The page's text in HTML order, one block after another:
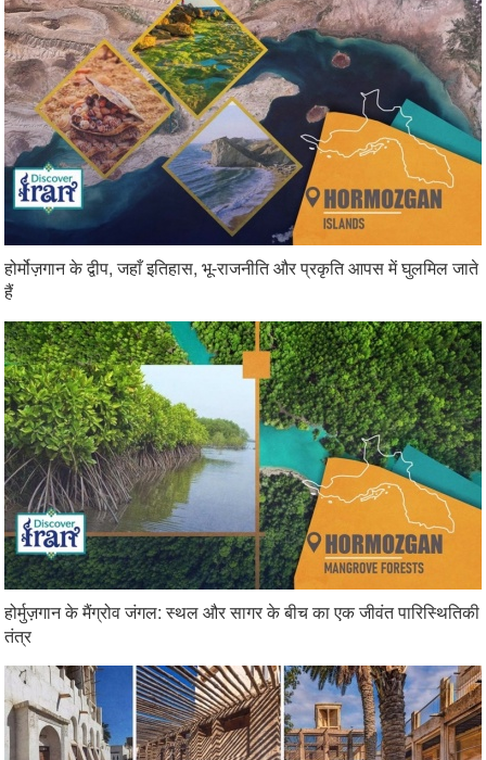
होर्मोज़गान के द्वीप, जहाँ इतिहास, भू-राजनीति और प्रकृति आपस में घुलमिल जाते
हैं
होर्मुज़गान के मैंग्रोव जंगल: स्थल और सागर के बीच का एक जीवंत पारिस्थितिकी
तंत्र